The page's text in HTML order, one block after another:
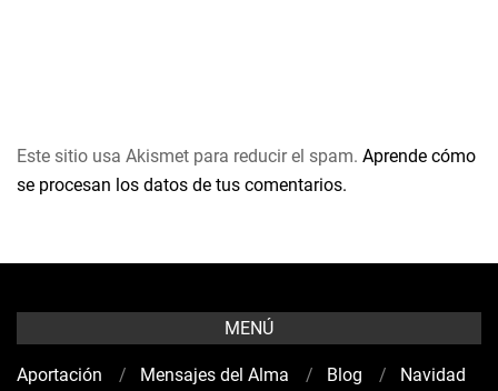
Este sitio usa Akismet para reducir el spam. Aprende cómo
se procesan los datos de tus comentarios.
MENÚ
Aportación Mensajes del Alma Blog
Navidad